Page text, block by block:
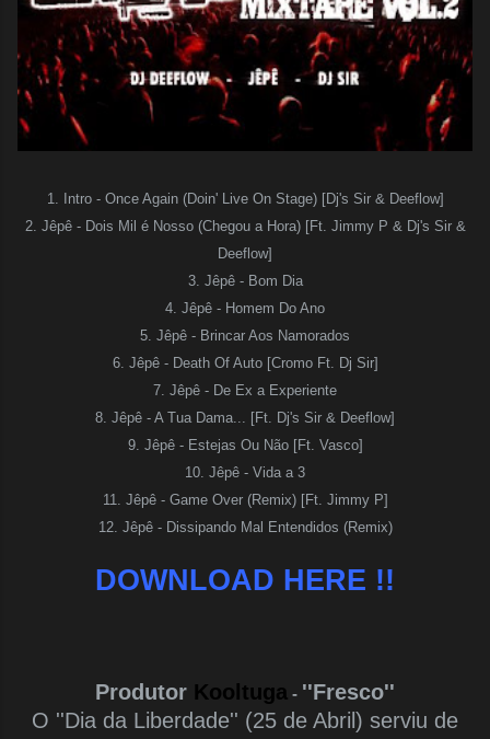
1. Intro - Once Again (Doin' Live On Stage) [Dj's Sir & Deeflow]
2. Jêpê - Dois Mil é Nosso (Chegou a Hora) [Ft. Jimmy P & Dj's Sir &
Deeflow]
3. Jêpê - Bom Dia
4. Jêpê - Homem Do Ano
5. Jêpê - Brincar Aos Namorados
6. Jêpê - Death Of Auto [Cromo Ft. Dj Sir]
7. Jêpê - De Ex a Experiente
8. Jêpê - A Tua Dama... [Ft. Dj's Sir & Deeflow]
9. Jêpê - Estejas Ou Não [Ft. Vasco]
10. Jêpê - Vida a 3
11. Jêpê - Game Over (Remix) [Ft. Jimmy P]
12. Jêpê - Dissipando Mal Entendidos (Remix)
DOWNLOAD HERE !!
Produtor Kooltuga - ''Fresco''
O ''Dia da Liberdade'' (25 de Abril) serviu de